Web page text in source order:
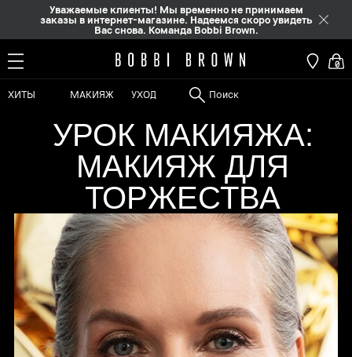
Уважаемые клиенты! Мы временно не принимаем
заказы в интернет-магазине. Надеемся скоро увидеть
Вас снова. Команда Bobbi Brown.
0
ХИТЫ МАКИЯЖ УХОД
УРОК МАКИЯЖА:
МАКИЯЖ ДЛЯ
ТОРЖЕСТВА